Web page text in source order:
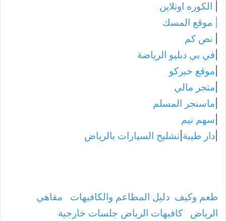
الكوره اونلاين
موقع المسك
نص كم
في بي دبليو الرياضة
موقع خبركو
متجر مالي
ماسنجر المسلم
سهم نيم
دار طيبة تشليح السيارات بالرياض
طعم وكيف دليل المطاعم والكافيهات
مقاهي
الرياض
كافيهات الرياض جلسات خارجية